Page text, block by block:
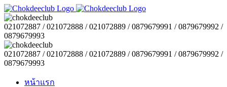
021072887 / 021072888 / 021072889 / 0879679991 / 0879679992 /
0879679993
021072887 / 021072888 / 021072889 / 0879679991 / 0879679992 /
0879679993
หน้าแรก